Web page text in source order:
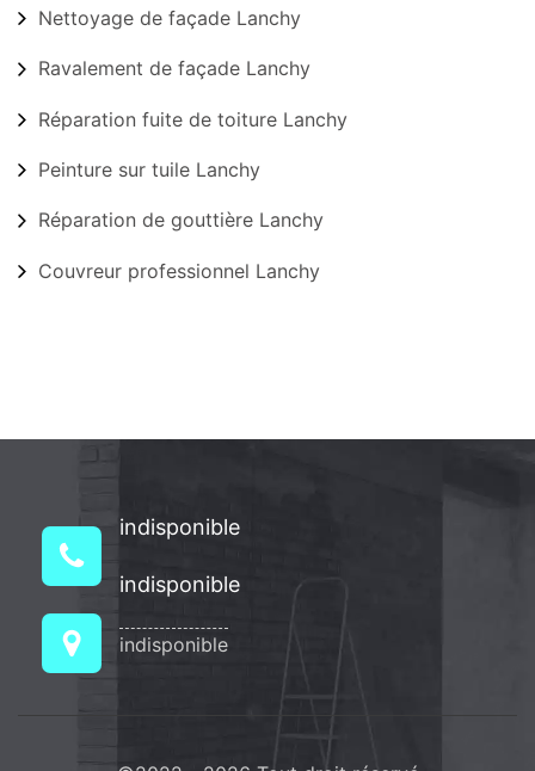
Nettoyage de façade Lanchy
Ravalement de façade Lanchy
Réparation fuite de toiture Lanchy
Peinture sur tuile Lanchy
Réparation de gouttière Lanchy
Couvreur professionnel Lanchy
indisponible
indisponible
indisponible